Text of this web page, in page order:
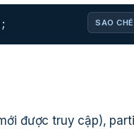
SAO
được truy cập),